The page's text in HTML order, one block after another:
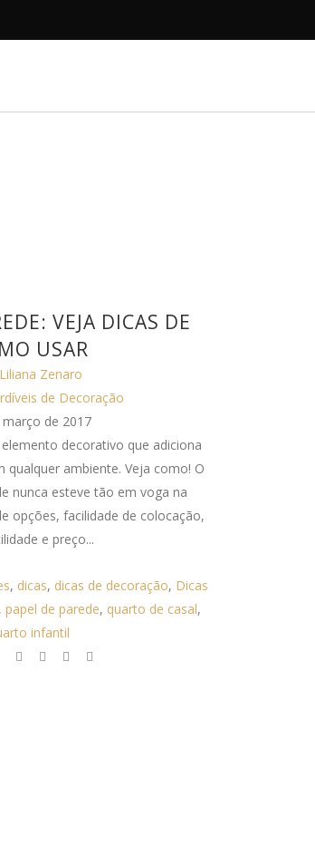
VEJA DICAS DE
USAR
Liliana Zenaro
de Decoração
março de 2017
decorativo que adiciona
qualquer ambiente. Veja como! O
nunca esteve tão em voga na
opções, facilidade de colocação,
e preço...
, dicas, dicas de decoração, Dicas
, papel de parede, quarto de casal,
infantil